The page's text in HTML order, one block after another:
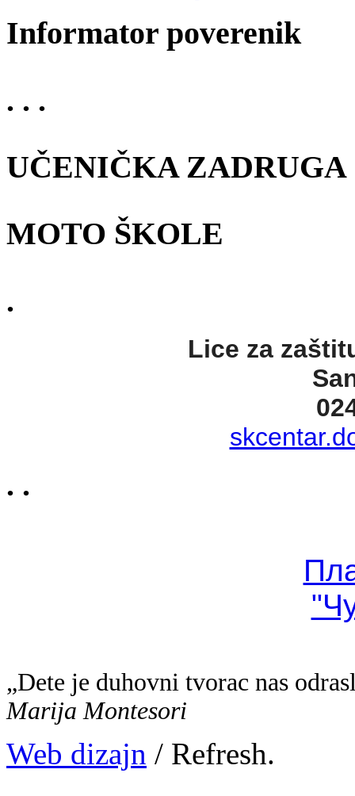
Informator poverenik
. . .
UČENIČKA ZADRUGA
MOTO ŠKOLE
.
Lice za
. .
„Dete je duhovni tvorac nas
Marija Montesori
Web dizajn / Refresh.